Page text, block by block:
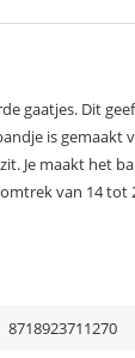
gaatjes. Dit
is gemaakt
Je maakt het
van 14 tot
8718923711270